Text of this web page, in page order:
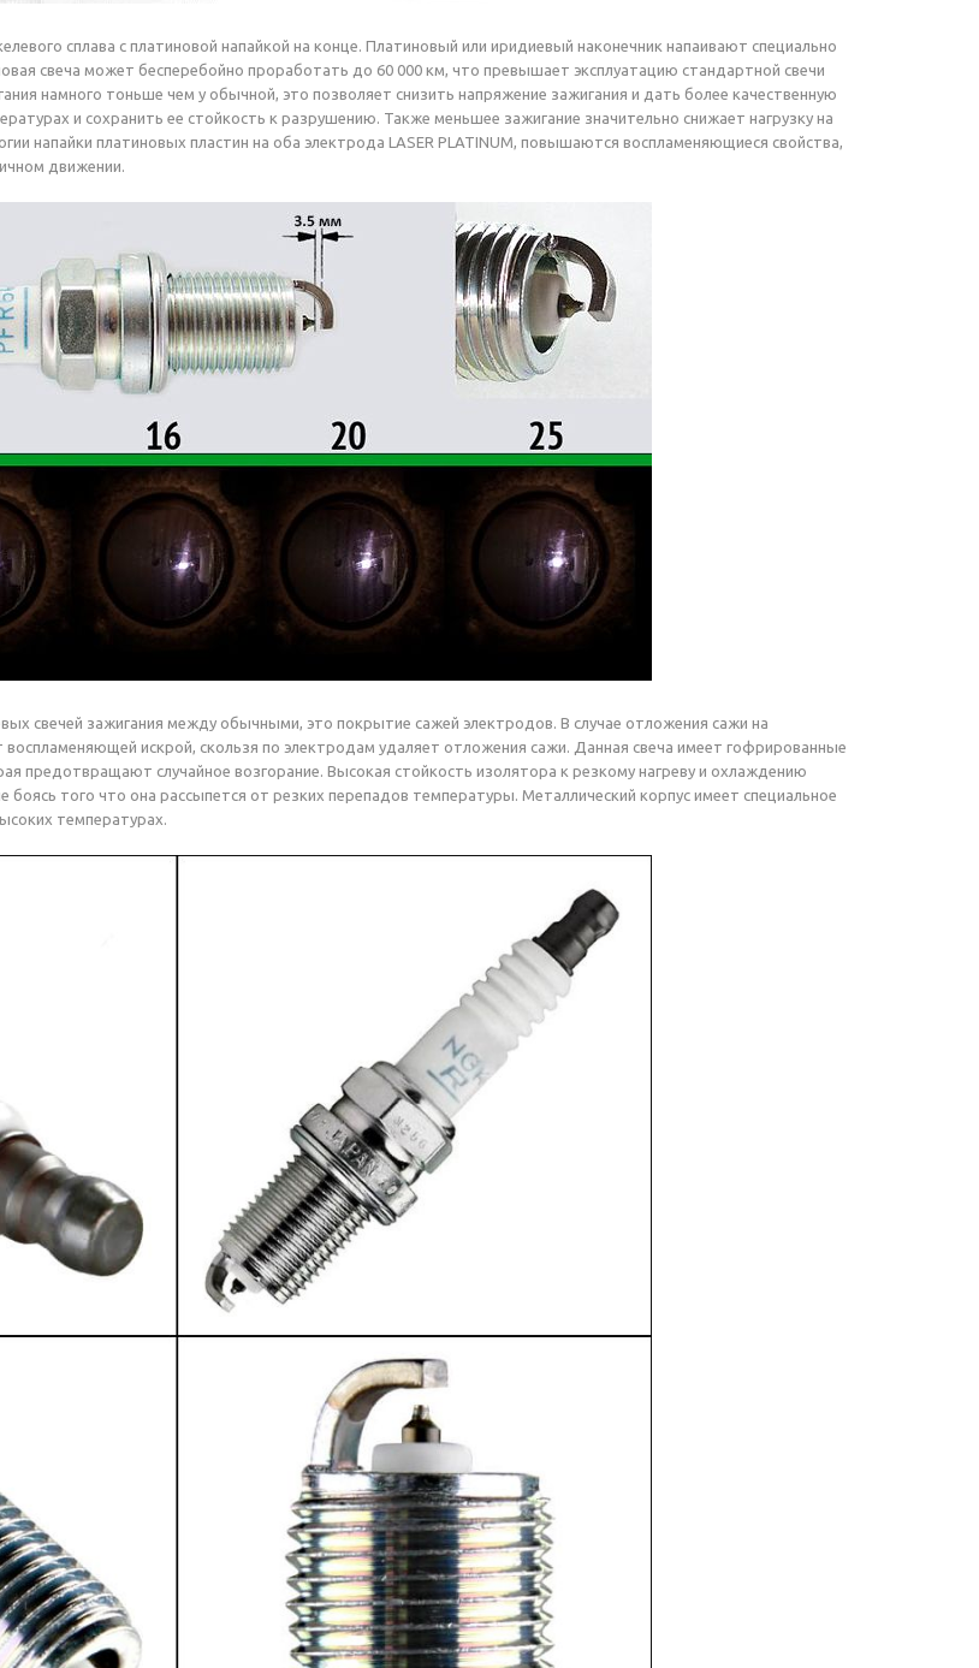
сплава с платиновой напайкой на конце. Платиновый или иридиевый наконечник напаивают специально
свеча может бесперебойно проработать до 60 000 км, что превышает эксплуатацию стандартной свечи
намного тоньше чем у обычной, это позволяет снизить напряжение зажигания и дать более качественную
и сохранить ее стойкость к разрушению. Также меньшее зажигание значительно снижает нагрузку на
напайки платиновых пластин на оба электрода LASER PLATINUM, повышаются воспламеняющиеся свойства,
движении.
свечей зажигания между обычными, это покрытие сажей электродов. В случае отложения сажи на
искрой, скользя по электродам удаляет отложения сажи. Данная свеча имеет гофрированные
предотвращают случайное возгорание. Высокая стойкость изолятора к резкому нагреву и охлаждению
того что она рассыпется от резких перепадов температуры. Металлический корпус имеет специальное
температурах.